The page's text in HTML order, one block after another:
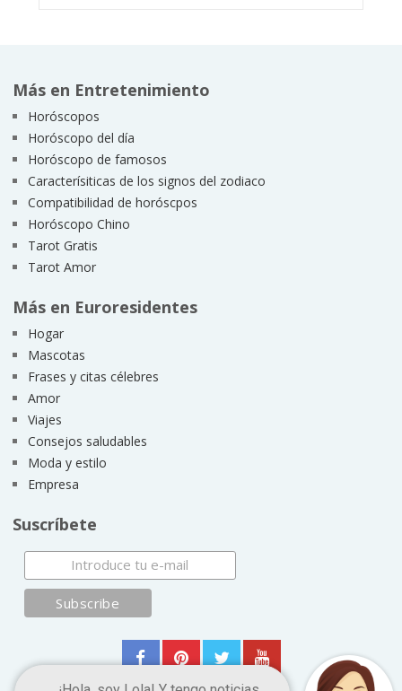
Más en Entretenimiento
Horóscopos
Horóscopo del día
Horóscopo de famosos
Caracterísiticas de los signos del zodiaco
Compatibilidad de horóscpos
Horóscopo Chino
Tarot Gratis
Tarot Amor
Más en Euroresidentes
Hogar
Mascotas
Frases y citas célebres
Amor
Viajes
Consejos saludables
Moda y estilo
Empresa
Suscríbete